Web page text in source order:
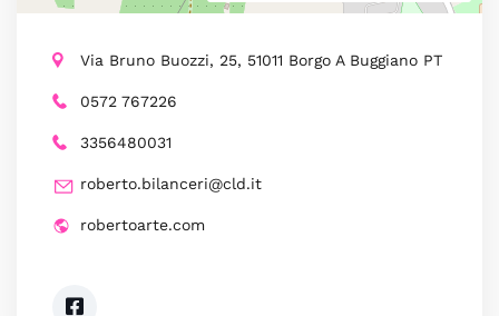
Via Bruno Buozzi, 25, 51011 Borgo A Buggiano PT
0572 767226
3356480031
roberto.bilanceri@cld.it
robertoarte.com